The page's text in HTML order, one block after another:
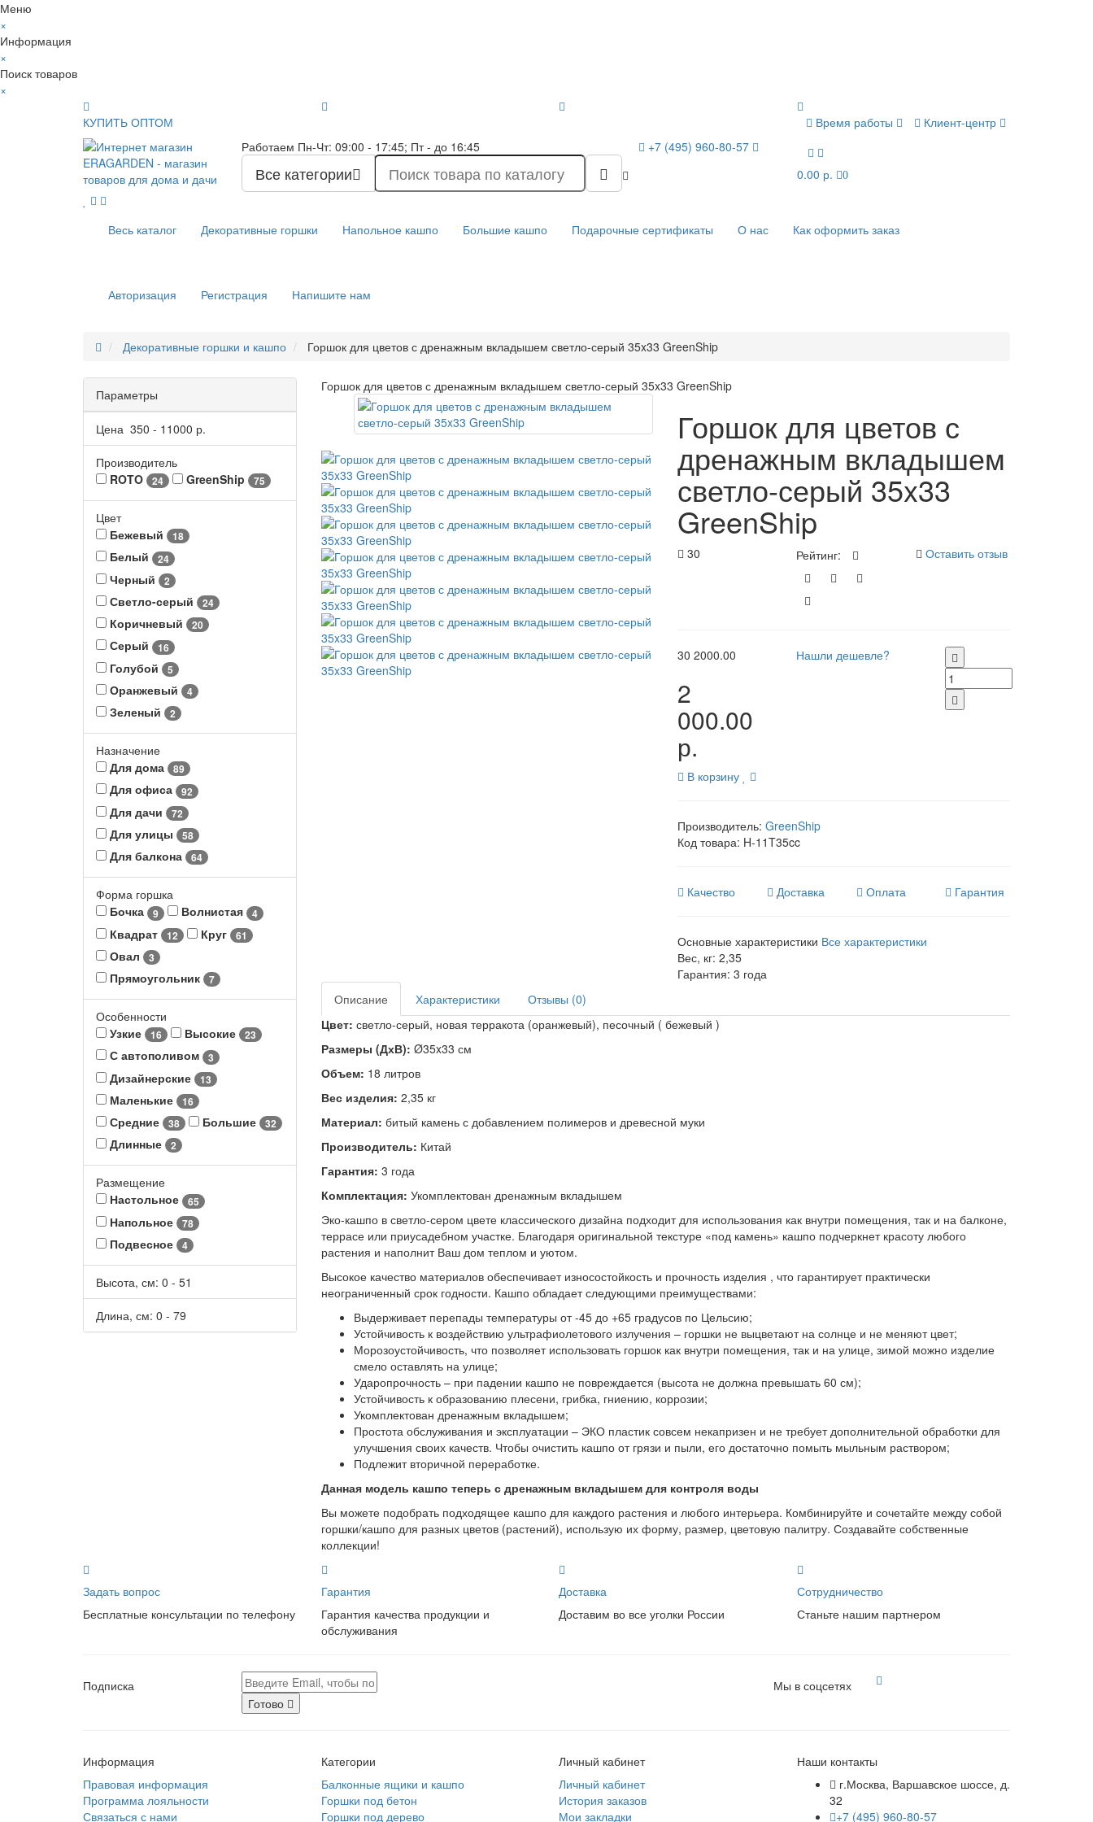
Меню
×
Информация
×
Поиск товаров
×
КУПИТЬ ОПТОМ
Время работы
Клиент-центр
Работаем Пн-Чт: 09:00 - 17:45; Пт - до 16:45
Все категории
+7 (495) 960-80-57
0.00 р.
0
Весь каталог Декоративные горшки Напольное кашпо Большие кашпо Подарочные сертификаты О нас Как оформить заказ
Авторизация Регистрация Напишите нам
Декоративные горшки и кашпо Горшок для цветов с дренажным вкладышем светло-серый 35x33 GreenShip
Параметры
Цена 350 - 11000 р.
Производитель
ROTO
24 GreenShip 75
Цвет
Бежевый
18
Белый 24
Черный 2
Светло-серый 24
Коричневый 20
Серый 16
Голубой 5
Оранжевый 4
Зеленый 2
Назначение
Для дома
89
Для офиса 92
Для дачи 72
Для улицы 58
Для балкона 64
Форма горшка
Бочка
9 Волнистая 4
Квадрат 12 Круг 61
Овал 3
Прямоугольник 7
Особенности
Узкие
16 Высокие 23
С автополивом 3
Дизайнерские 13
Маленькие 16
Средние 38 Большие 32
Длинные 2
Размещение
Настольное
65
Напольное 78
Подвесное 4
Высота, см: 0 - 51
Длина, см: 0 - 79
Горшок для цветов с дренажным вкладышем светло-серый 35x33 GreenShip
Горшок для цветов с
дренажным вкладышем
светло-серый 35x33
GreenShip
30 Рейтинг: Оставить отзыв
302000.00
2
000.00
р.
Нашли дешевле?
В корзину
Производитель: GreenShip
Код товара: H-11T35cc
Качество Доставка Оплата Гарантия
Основные характеристики Все характеристики
Вес, кг: 2,35
Гарантия: 3 года
Описание
Характеристики
Отзывы (0)
Цвет: светло-серый, новая терракота (оранжевый), песочный ( бежевый )
Размеры (ДхВ): Ø35x33 см
Объем: 18 литров
Вес изделия: 2,35 кг
Материал: битый камень с добавлением полимеров и древесной муки
Производитель: Китай
Гарантия: 3 года
Комплектация: Укомплектован дренажным вкладышем
Эко-кашпо в светло-сером цвете классического дизайна подходит для использования как внутри помещения, так и на балконе,
террасе или приусадебном участке. Благодаря оригинальной текстуре «под камень» кашпо подчеркнет красоту любого
растения и наполнит Ваш дом теплом и уютом.
Высокое качество материалов обеспечивает износостойкость и прочность изделия , что гарантирует практически
неограниченный срок годности. Кашпо обладает следующими преимуществами:
Выдерживает перепады температуры от -45 до +65 градусов по Цельсию;
Устойчивость к воздействию ультрафиолетового излучения – горшки не выцветают на солнце и не меняют цвет;
Морозоустойчивость, что позволяет использовать горшок как внутри помещения, так и на улице, зимой можно изделие
смело оставлять на улице;
Ударопрочность – при падении кашпо не повреждается (высота не должна превышать 60 см);
Устойчивость к образованию плесени, грибка, гниению, коррозии;
Укомплектован дренажным вкладышем;
Простота обслуживания и эксплуатации – ЭКО пластик совсем некапризен и не требует дополнительной обработки для
улучшения своих качеств. Чтобы очистить кашпо от грязи и пыли, его достаточно помыть мыльным раствором;
Подлежит вторичной переработке.
Данная модель кашпо теперь с дренажным вкладышем для контроля воды
Вы можете подобрать подходящее кашпо для каждого растения и любого интерьера. Комбинируйте и сочетайте между собой
горшки/кашпо для разных цветов (растений), использую их форму, размер, цветовую палитру. Создавайте собственные
коллекции!
Задать вопрос
Бесплатные консультации по телефону
Гарантия
Гарантия качества продукции и
обслуживания
Доставка
Доставим во все уголки России
Сотрудничество
Станьте нашим партнером
Подписка
Готово
Мы в соцсетях
Информация
Правовая информация
Программа лояльности
Связаться с нами
Категории
Балконные ящики и кашпо
Горшки под бетон
Горшки под дерево
Личный кабинет
Личный кабинет
История заказов
Мои закладки
Наши контакты
г.Москва, Варшавское шоссе, д.
32
+7 (495) 960-80-57